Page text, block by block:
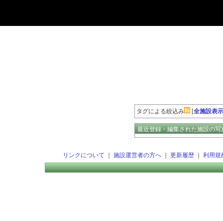
タグによる絞込み [全施設表示
最近登録・編集された施設の写
リンクについて 施設運営者の方へ｜ 更新履歴｜ 利用規